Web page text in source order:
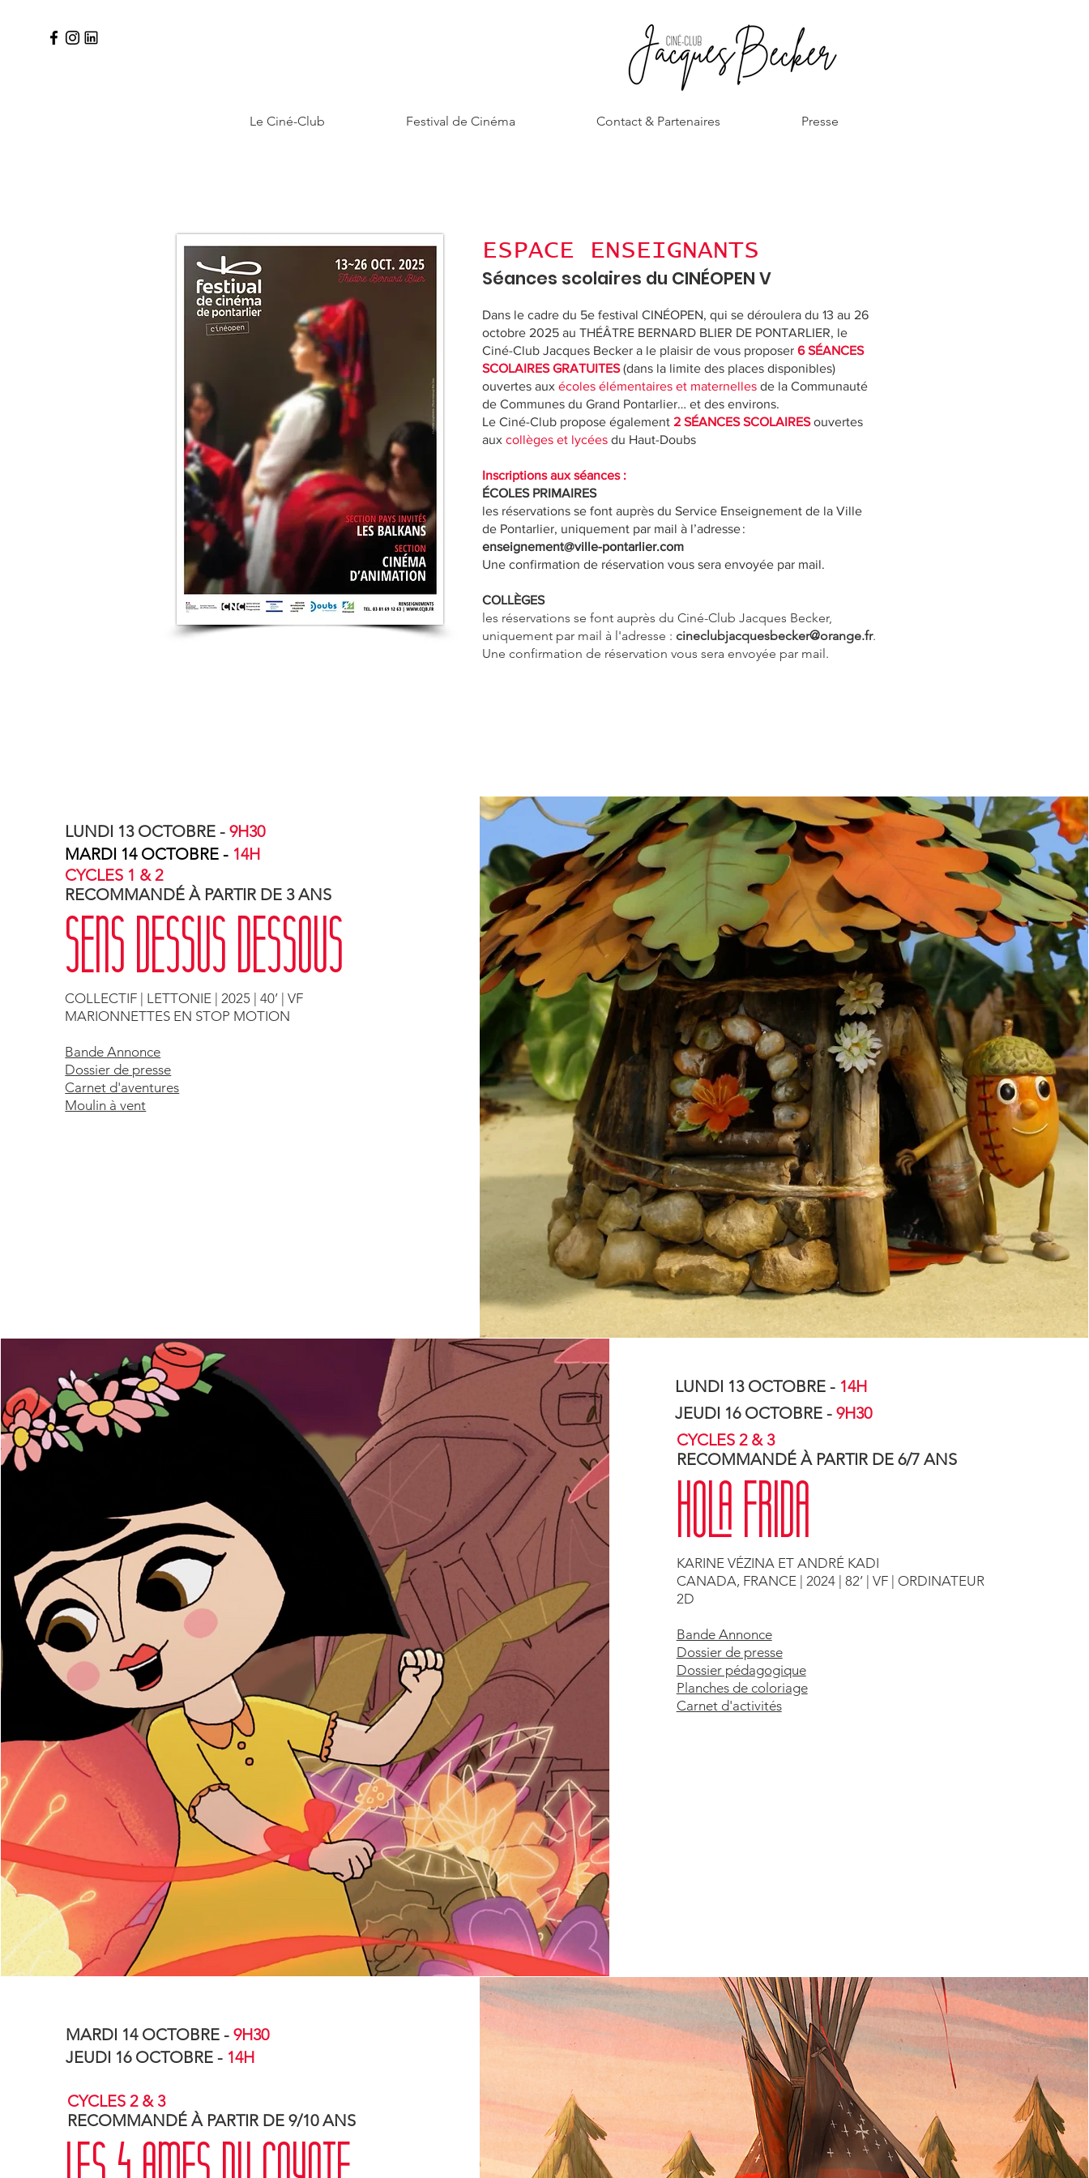
Le Ciné-Club Festival de Cinéma Contact & Partenaires Presse
ESPACE ENSEIGNANTS
Séances scolaires du CINÉOPEN V
Dans le cadre du 5e festival CINÉOPEN, qui se déroulera du 13 au 26
octobre 2025 au THÉÂTRE BERNARD BLIER DE PONTARLIER, le
Ciné-Club Jacques Becker a le plaisir de vous proposer 6 SÉANCES
SCOLAIRES GRATUITES(dans la limite des places disponibles)
ouvertes aux écoles élémentaires et maternelles de la Communauté
de Communes du Grand Pontarlier… et des environs.
Le Ciné-Club propose également 2 SÉANCES SCOLAIRESouvertes
aux collèges et lycées du Haut-Doubs
Inscriptions aux séances :
ÉCOLES PRIMAIRES
les réservations se font auprès du Service Enseignement de la Ville
de Pontarlier, uniquement par mail à l’adresse :
enseignement@ville-pontarlier.com
Une confirmation de réservation vous sera envoyée par mail.
COLLÈGES
les réservations se font auprès du Ciné-Club Jacques Becker,
uniquement par mail à l'adresse : cineclubjacquesbecker@orange.fr.
Une confirmation de réservation vous sera envoyée par mail.
LUNDI 13 OCTOBRE -9H30
MARDI 14 OCTOBRE - 14H
CYCLES 1 & 2
RECOMMANDÉ À PARTIR DE 3 ANS
SENS DESSUS DESSOUS
COLLECTIF | LETTONIE | 2025 | 40’ | VF
MARIONNETTES EN STOP MOTION
Bande Annonce
Dossier de presse
Carnet d'aventures
Moulin à vent
LUNDI 13 OCTOBRE - 14H
JEUDI 16 OCTOBRE - 9H30
CYCLES 2 & 3
RECOMMANDÉ À PARTIR DE 6/7 ANS
HOLA FRIDA
KARINE VÉZINA ET ANDRÉ KADI
CANADA, FRANCE | 2024 | 82’ | VF | ORDINATEUR
2D
Bande Annonce
Dossier de presse
Dossier pédagogique
Planches de coloriage
Carnet d'activités
MARDI 14 OCTOBRE -9H30
JEUDI 16 OCTOBRE - 14H
CYCLES 2 & 3
RECOMMANDÉ À PARTIR DE 9/10 ANS